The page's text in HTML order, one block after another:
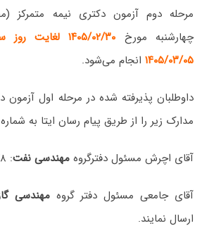
مرحله دوم آزمون دکتری نیمه متمرکز
چهارشنبه مورخ
۱۴۰۵/۰۲/۳۰
۱۴۰۵/۰۳/۰۵انجام می‌شود.
داوطلبان پذیرفته شده در مرحله اول
مدارک زیر را از طریق پیام رسان ایتا به
آقای اچرش مسئول دفترگروه مهندسی نفت: ۰۹۱۶۶۸۲۷۶۷۸
آقای جامعی مسئول دفتر گروهمهندسی
ارسال نمایند.